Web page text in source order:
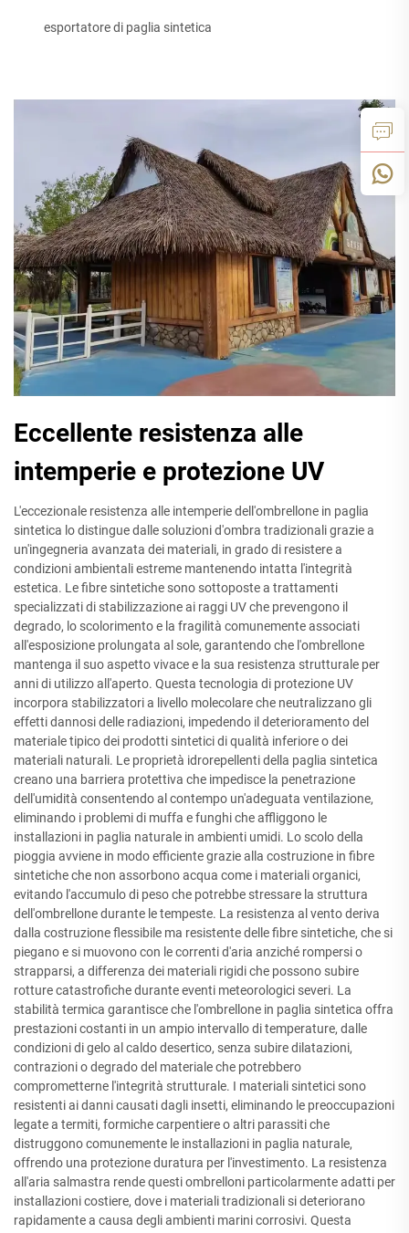
esportatore di paglia sintetica
Eccellente resistenza alle
intemperie e protezione UV
L'eccezionale resistenza alle intemperie dell'ombrellone in paglia
sintetica lo distingue dalle soluzioni d'ombra tradizionali grazie a
un'ingegneria avanzata dei materiali, in grado di resistere a
condizioni ambientali estreme mantenendo intatta l'integrità
estetica. Le fibre sintetiche sono sottoposte a trattamenti
specializzati di stabilizzazione ai raggi UV che prevengono il
degrado, lo scolorimento e la fragilità comunemente associati
all'esposizione prolungata al sole, garantendo che l'ombrellone
mantenga il suo aspetto vivace e la sua resistenza strutturale per
anni di utilizzo all'aperto. Questa tecnologia di protezione UV
incorpora stabilizzatori a livello molecolare che neutralizzano gli
effetti dannosi delle radiazioni, impedendo il deterioramento del
materiale tipico dei prodotti sintetici di qualità inferiore o dei
materiali naturali. Le proprietà idrorepellenti della paglia sintetica
creano una barriera protettiva che impedisce la penetrazione
dell'umidità consentendo al contempo un'adeguata ventilazione,
eliminando i problemi di muffa e funghi che affliggono le
installazioni in paglia naturale in ambienti umidi. Lo scolo della
pioggia avviene in modo efficiente grazie alla costruzione in fibre
sintetiche che non assorbono acqua come i materiali organici,
evitando l'accumulo di peso che potrebbe stressare la struttura
dell'ombrellone durante le tempeste. La resistenza al vento deriva
dalla costruzione flessibile ma resistente delle fibre sintetiche, che si
piegano e si muovono con le correnti d'aria anziché rompersi o
strapparsi, a differenza dei materiali rigidi che possono subire
rotture catastrofiche durante eventi meteorologici severi. La
stabilità termica garantisce che l'ombrellone in paglia sintetica offra
prestazioni costanti in un ampio intervallo di temperature, dalle
condizioni di gelo al caldo desertico, senza subire dilatazioni,
contrazioni o degrado del materiale che potrebbero
comprometterne l'integrità strutturale. I materiali sintetici sono
resistenti ai danni causati dagli insetti, eliminando le preoccupazioni
legate a termiti, formiche carpentiere o altri parassiti che
distruggono comunemente le installazioni in paglia naturale,
offrendo una protezione duratura per l'investimento. La resistenza
all'aria salmastra rende questi ombrelloni particolarmente adatti per
installazioni costiere, dove i materiali tradizionali si deteriorano
rapidamente a causa degli ambienti marini corrosivi. Questa